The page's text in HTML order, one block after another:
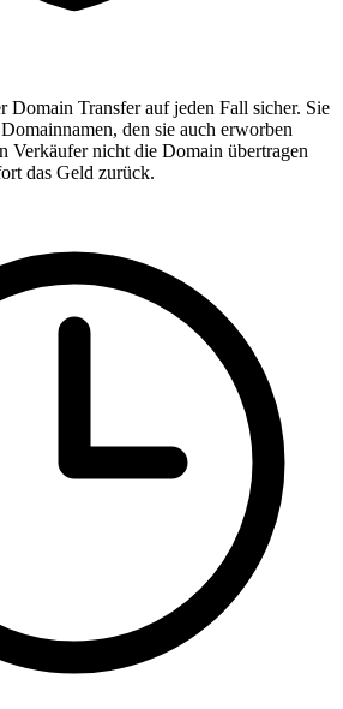
Domain Transfer auf jeden Fall sicher. Sie
den sie auch erworben
Verkäufer nicht die Domain übertragen
das Geld zurück.